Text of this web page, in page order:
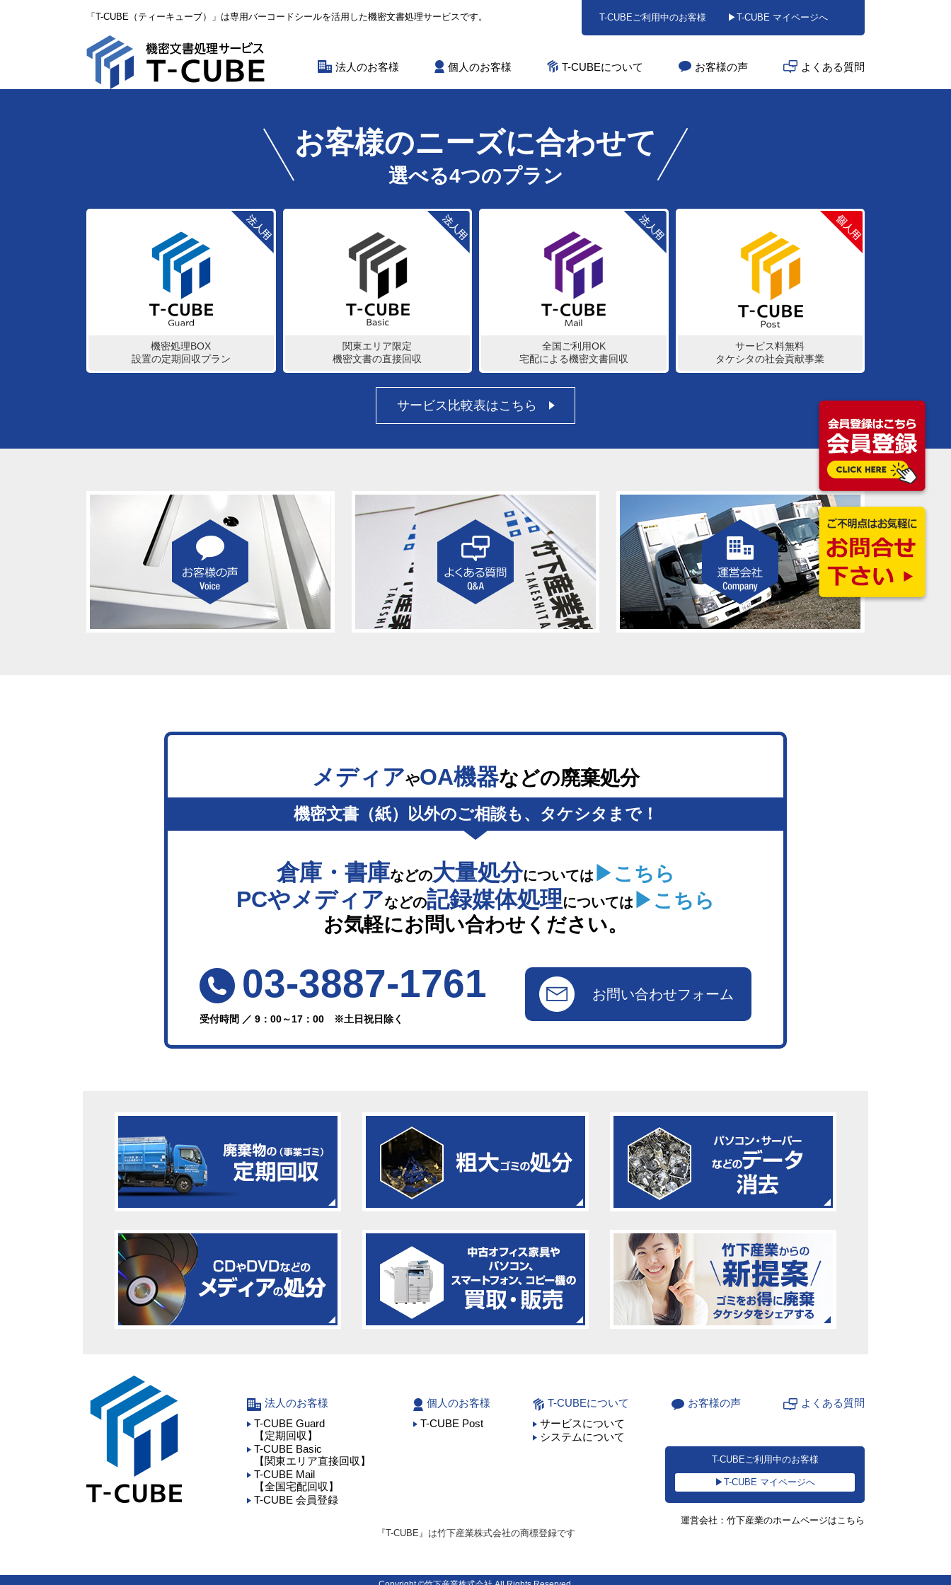
「T-CUBE（ティーキューブ）」は専用バーコードシールを活用した機密文書処理サービスです。 T-CUBEご利用中のお客様 ▶T-CUBE マイページへ
法人のお客様 個人のお客様 T-CUBEについて お客様の声 よくある質問
お客様のニーズに合わせて
選べる4つのプラン
機密処理BOX
設置の定期回収プラン
関東エリア限定
機密文書の直接回収
全国ご利用OK
宅配による機密文書回収
サービス料無料
タケシタの社会貢献事業
サービス比較表はこちら
メディアやOA機器などの廃棄処分
機密文書（紙）以外のご相談も、タケシタまで！
倉庫・書庫などの大量処分については ▶こちら
PCやメディアなどの記録媒体処理については ▶こちら
お気軽にお問い合わせください。
03-3887-1761
受付時間 ／ 9：00～17：00 ※土日祝日除く
お問い合わせフォーム
法人のお客様
T-CUBE Guard
【定期回収】
T-CUBE Basic
【関東エリア直接回収】
T-CUBE Mail
【全国宅配回収】
T-CUBE 会員登録
個人のお客様
T-CUBE Post
T-CUBEについて
サービスについて
システムについて
お客様の声 よくある質問
T-CUBEご利用中のお客様
▶T-CUBE マイページへ
運営会社：竹下産業のホームページはこちら
『T-CUBE』は竹下産業株式会社の商標登録です